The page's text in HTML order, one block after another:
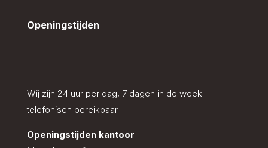
Openingstijden
Wij zijn 24 uur per dag, 7 dagen in de week
telefonisch bereikbaar.
Openingstijden kantoor